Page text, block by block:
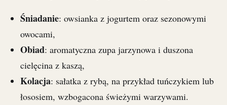
Śniadanie: owsianka z jogurtem oraz sezonowymi
owocami,
Obiad: aromatyczna zupa jarzynowa i duszona
cielęcina z kaszą,
Kolacja: sałatka z rybą, na przykład tuńczykiem lub
łososiem, wzbogacona świeżymi warzywami.